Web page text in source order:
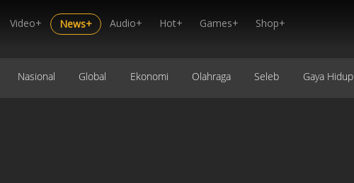
Video+ News+ Audio+ Hot+ Games+ Shop+
Nasional Global Ekonomi Olahraga Seleb Gaya Hidup